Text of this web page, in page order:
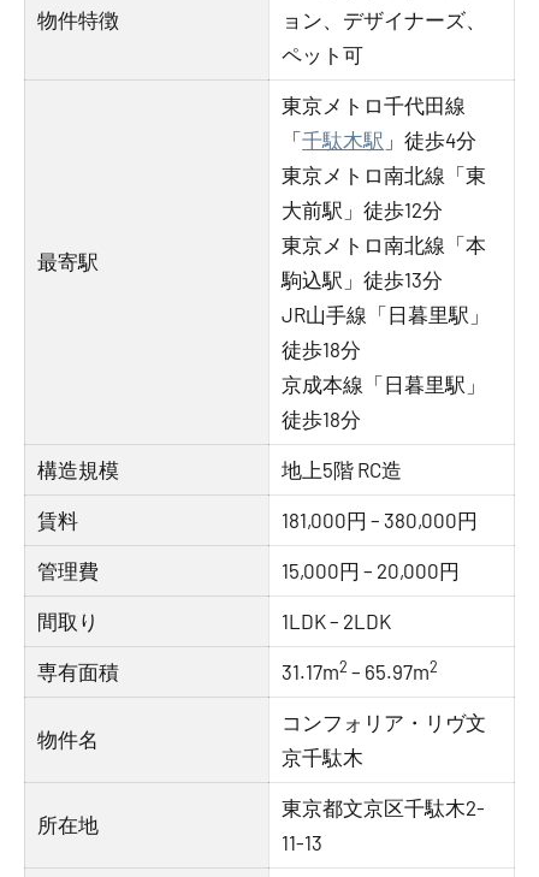
物件特徴
ョン、デザイナーズ、
ペット可
最寄駅
東京メトロ千代田線
「千駄木駅 」徒歩4分
東京メトロ南北線「東
大前駅」徒歩12分
東京メトロ南北線「本
駒込駅」徒歩13分
JR山手線「日暮里駅」
徒歩18分
京成本線「日暮里駅」
徒歩18分
構造規模 地上5階 RC造
賃料 181,000円 – 380,000円
管理費 15,000円 – 20,000円
間取り 1LDK – 2LDK
専有面積 31.17m2 – 65.97m2
物件名
コンフォリア・リヴ文
京千駄木
所在地
東京都文京区千駄木2-
11-13